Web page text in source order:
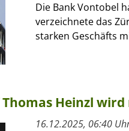
Die Bank Vontobel
verzeichnete das
starken Geschäfts
Heinzl
16.12.2025, 06:40